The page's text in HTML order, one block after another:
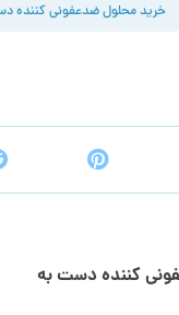
خرید محلول ضدعفونی کننده
کننده دست به